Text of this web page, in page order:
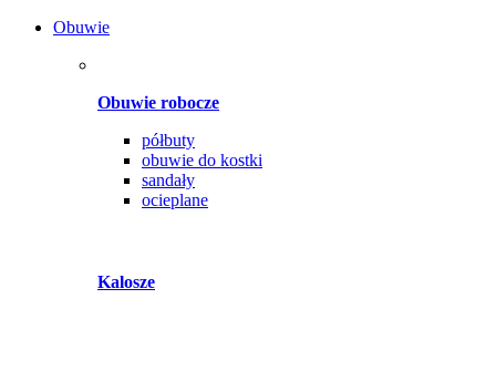
Obuwie
Obuwie robocze
półbuty
obuwie do kostki
sandały
ocieplane
Kalosze